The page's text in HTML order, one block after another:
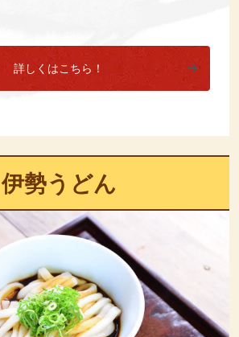
詳しくはこちら！
伊勢うどん